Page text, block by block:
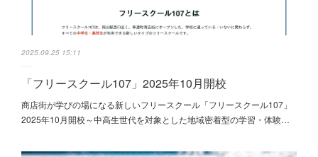
2025.09.25 15:11
「フリースクール107」2025年10月開校
商店街が学びの場になる新しいフリースクール「フリースクール107」
2025年10月開校～中高生世代を対象とした地域密着型の学習・体験…